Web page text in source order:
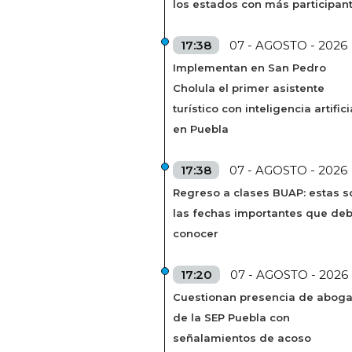
los estados con más
17:38 07 - AGOSTO - 2026
Implementan en San Pedro
Cholula el primer asistente
turístico con inteligencia
en Puebla
17:38 07 - AGOSTO - 2026
Regreso a clases BUAP: estas
las fechas importantes que
conocer
17:20 07 - AGOSTO - 2026
Cuestionan presencia de
de la SEP Puebla con
señalamientos de acoso